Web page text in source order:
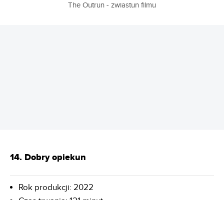
The Outrun - zwiastun filmu
14. Dobry opiekun
Rok produkcji: 2022